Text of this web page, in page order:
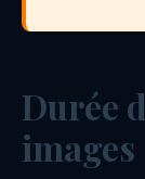
Durée
images